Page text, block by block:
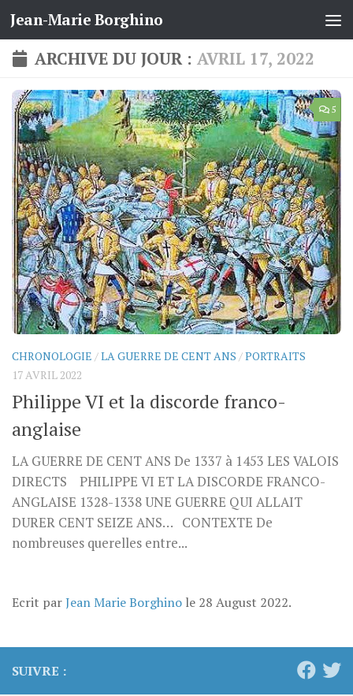
Skip to content
Jean-Marie Borghino
ARCHIVE DU JOUR : AVRIL 17, 2022
5
CHRONOLOGIE /LA GUERRE DE CENT ANS /PORTRAITS
17 AVRIL 2022
Philippe VI et la discorde franco-
anglaise
LA GUERRE DE CENT ANS De 1337 à 1453 LES VALOIS
DIRECTS PHILIPPE VI ET LA DISCORDE FRANCO-
ANGLAISE 1328-1338 UNE GUERRE QUI ALLAIT
DURER CENT SEIZE ANS… CONTEXTE De
nombreuses querelles entre...
Ecrit parJean Marie Borghino le 28 August 2022.
SUIVRE :